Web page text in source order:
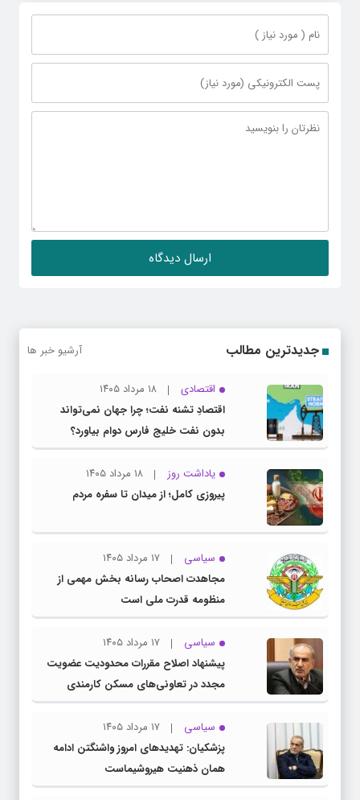
جدیدترین مطالب آرشیو خبر ها
اقتصادی
۱۸ مرداد ۱۴۰۵
اقتصادِ تشنه‌ نفت؛ چرا جهان نمی‌تواند
بدون نفت خلیج فارس دوام بیاورد؟
یاداشت روز
۱۸ مرداد ۱۴۰۵
پیروزی کامل؛ از میدان تا سفره مردم
سیاسی
۱۷ مرداد ۱۴۰۵
مجاهدت اصحاب رسانه بخش مهمی از
منظومه قدرت ملی است
سیاسی
۱۷ مرداد ۱۴۰۵
پیشنهاد اصلاح مقررات محدودیت عضویت
مجدد در تعاونی‌های مسکن کارمندی
سیاسی
۱۷ مرداد ۱۴۰۵
پزشکیان: تهدیدهای امروز واشنگتن ادامه
همان ذهنیت هیروشیماست